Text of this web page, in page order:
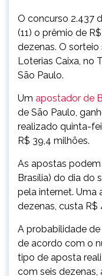
O concurso 2.437
(11) o prêmio de
dezenas. O
Loterias Caixa, no
São Paulo.
Um apostador de
de São Paulo,
realizado quinta-
R$ 39,4 milhões.
As apostas podem
Brasília) do dia do
pela internet. Uma
dezenas, custa R$
A probabilidade
de acordo com o
tipo de aposta
com seis dezenas,